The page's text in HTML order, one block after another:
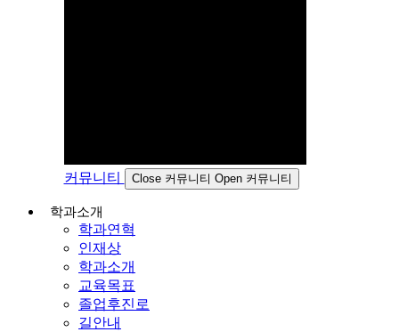
커뮤니티 Close 커뮤니티 Open 커뮤니티
학과소개
학과연혁
인재상
학과소개
교육목표
졸업후진로
길안내